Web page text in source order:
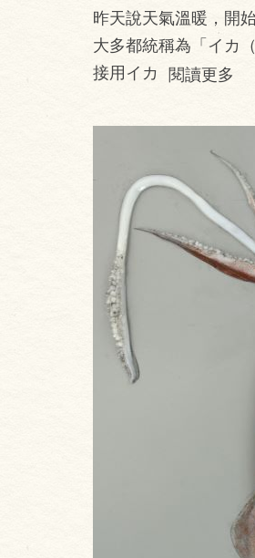
昨天說天氣溫暖，開
大多都統稱為「イカ
接用イカ 閱讀更多